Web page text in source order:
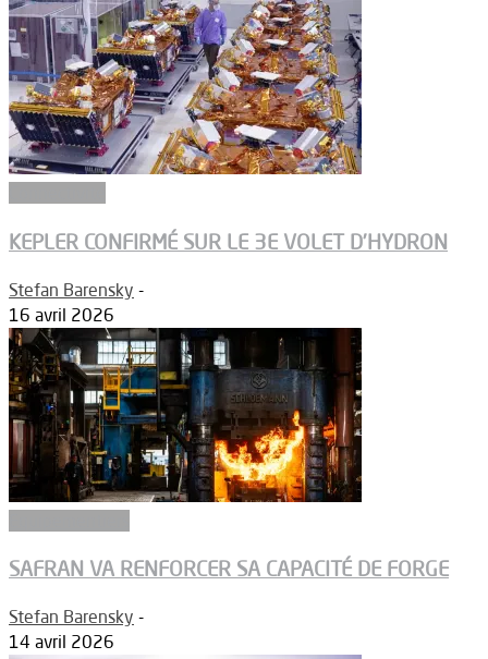
KEPLER CONFIRMÉ SUR LE 3E VOLET D’HYDRON
Stefan Barensky -
16 avril 2026
SAFRAN VA RENFORCER SA CAPACITÉ DE FORGE
Stefan Barensky -
14 avril 2026